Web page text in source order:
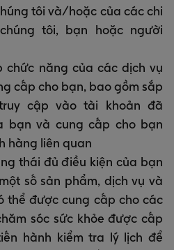
tôi và/hoặc của các chi
tôi, bạn hoặc người
chức năng của các dịch vụ
cấp cho bạn, bao gồm sắp
cập vào tài khoản đã
bạn và cung cấp cho bạn
hàng liên quan
thái đủ điều kiện của bạn
số sản phẩm, dịch vụ và
thể được cung cấp cho các
sóc sức khỏe được cấp
hành kiểm tra lý lịch để